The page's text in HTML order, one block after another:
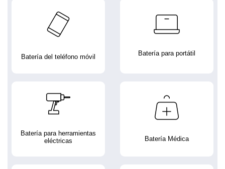
Batería del teléfono móvil Batería para portátil
Batería para herramientas
eléctricas
Batería Médica